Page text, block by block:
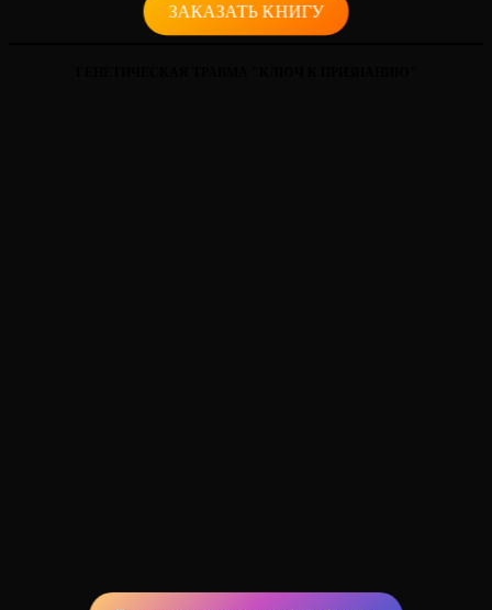
ЗАКАЗАТЬ КНИГУ